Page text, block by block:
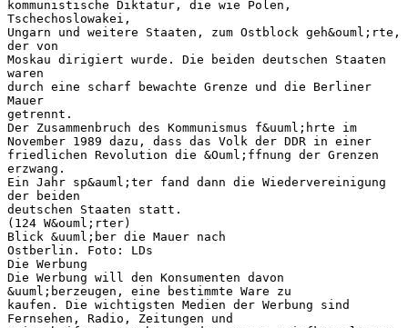
kommunistische Diktatur, die wie Polen,
Tschechoslowakei,
Ungarn und weitere Staaten, zum Ostblock geh&ouml;rte,
der von
Moskau dirigiert wurde. Die beiden deutschen Staaten
waren
durch eine scharf bewachte Grenze und die Berliner
Mauer
getrennt.
Der Zusammenbruch des Kommunismus f&uuml;hrte im
November 1989 dazu, dass das Volk der DDR in einer
friedlichen Revolution die &Ouml;ffnung der Grenzen
erzwang.
Ein Jahr sp&auml;ter fand dann die Wiedervereinigung
der beiden
deutschen Staaten statt.
(124 W&ouml;rter)
Blick &uuml;ber die Mauer nach
Ostberlin. Foto: LDs
Die Werbung
Die Werbung will den Konsumenten davon
&uuml;berzeugen, eine bestimmte Ware zu
kaufen. Die wichtigsten Medien der Werbung sind
Fernsehen, Radio, Zeitungen und